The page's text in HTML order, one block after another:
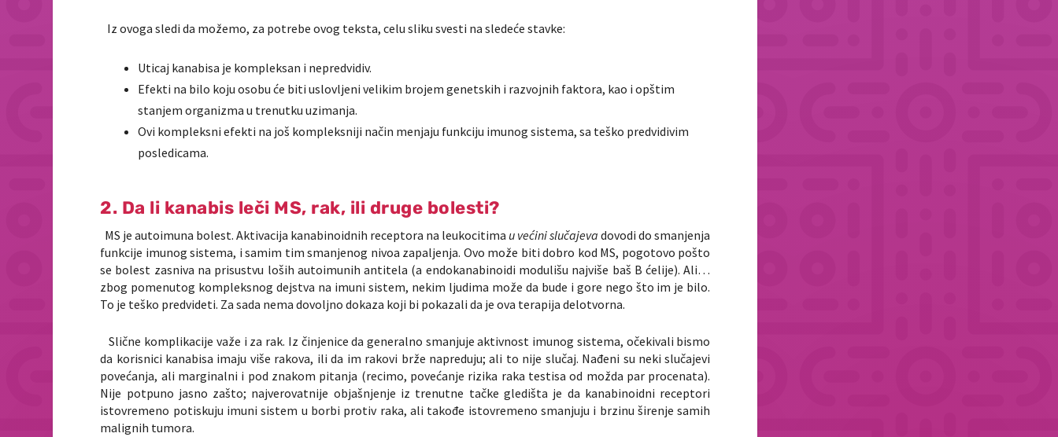
Iz ovoga sledi da možemo, za potrebe ovog teksta, celu sliku svesti na sledeće stavke:
Uticaj kanabisa je kompleksan i nepredvidiv.
Efekti na bilo koju osobu će biti uslovljeni velikim brojem genetskih i razvojnih faktora, kao i opštim
stanjem organizma u trenutku uzimanja.
Ovi kompleksni efekti na još kompleksniji način menjaju funkciju imunog sistema, sa teško predvidivim
posledicama.
2. Da li kanabis leči MS, rak, ili druge bolesti?
MS je autoimuna bolest. Aktivacija kanabinoidnih receptora na leukocitima u većini slučajeva dovodi do smanjenja
funkcije imunog sistema, i samim tim smanjenog nivoa zapaljenja. Ovo može biti dobro kod MS, pogotovo pošto
se bolest zasniva na prisustvu loših autoimunih antitela (a endokanabinoidi modulišu najviše baš B ćelije). Ali…
zbog pomenutog kompleksnog dejstva na imuni sistem, nekim ljudima može da bude i gore nego što im je bilo.
To je teško predvideti. Za sada nema dovoljno dokaza koji bi pokazali da je ova terapija delotvorna.
Slične komplikacije važe i za rak. Iz činjenice da generalno smanjuje aktivnost imunog sistema, očekivali bismo
da korisnici kanabisa imaju više rakova, ili da im rakovi brže napreduju; ali to nije slučaj. Nađeni su neki slučajevi
povećanja, ali marginalni i pod znakom pitanja (recimo, povećanje rizika raka testisa od možda par procenata).
Nije potpuno jasno zašto; najverovatnije objašnjenje iz trenutne tačke gledišta je da kanabinoidni receptori
istovremeno potiskuju imuni sistem u borbi protiv raka, ali takođe istovremeno smanjuju i brzinu širenje samih
malignih tumora.